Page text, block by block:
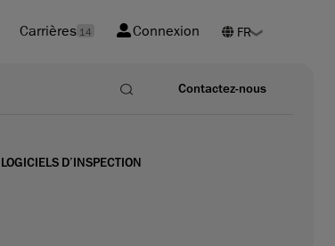
Carrières 14 Connexion
Contactez-nous
D’INSPECTION